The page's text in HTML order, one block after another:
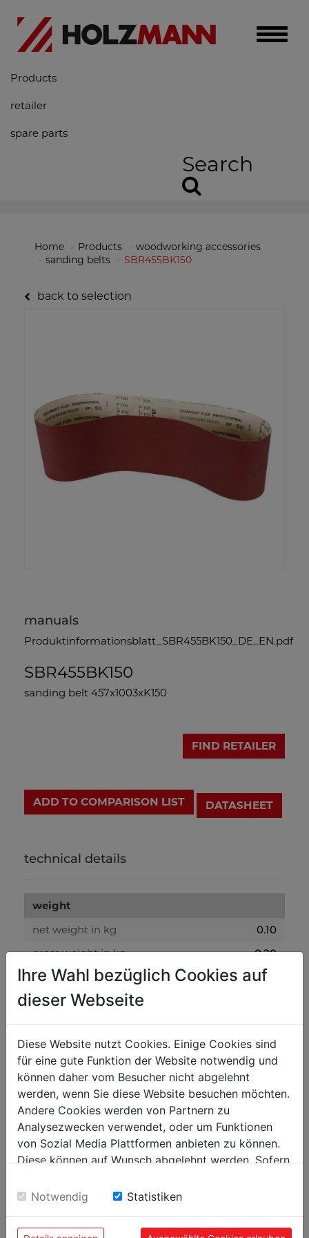
Toggle
Products
retailer
spare parts
Search
Home Products
woodworking accessories
sanding belts
SBR455BK150
back to selection
manuals
Produktinformationsblatt_SBR455BK150_DE_EN.pdf
SBR455BK150
sanding belt 457x1003xK150
FIND RETAILER
ADD TO COMPARISON LIST DATASHEET
technical details
weight
net weight in kg
0.10
gross weight in kg
0.20
packaging
packaging width in mm
400
packaging length in mm
700
general data
EAN code
9120058375217
PU in pieces
5
Ihre Wahl bezüglich Cookies auf
dieser Webseite
Diese Website nutzt Cookies. Einige Cookies sind
für eine gute Funktion der Website notwendig und
können daher vom Besucher nicht abgelehnt
werden, wenn Sie diese Website besuchen möchten.
Andere Cookies werden von Partnern zu
Analysezwecken verwendet, oder um Funktionen
von Sozial Media Plattformen anbieten zu können.
Diese können auf Wunsch abgelehnt werden. Sofern
Einwilligung zu unseren Cookies.
Notwendig Statistiken